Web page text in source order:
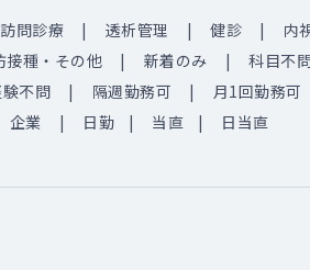
訪問診療 透析管理 健診 内
接種・その他 新着のみ 科目不
不問 隔週勤務可 月1回勤務可
企業 日勤 当直 日当直